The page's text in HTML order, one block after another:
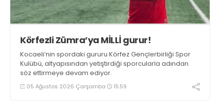
Körfezli Zümra’ya MİLLİ gurur!
Kocaeli’nin spordaki gururu Körfez Gençlerbirliği Spor
Kulübü, altyapısından yetiştirdiği sporcularla adından
söz ettirmeye devam ediyor.
05 Ağustos 2026 Çarşamba 15:59